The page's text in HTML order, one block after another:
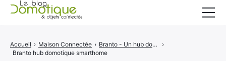
Accueil › Maison Connectée › Branto - Un hub domotique avec vision à 360°
›
Branto hub domotique smarthome
Catégories